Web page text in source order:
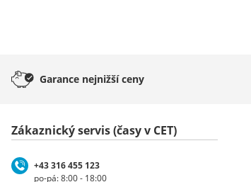
Garance nejnižší ceny
Zákaznický servis (časy v CET)
+43 316 455 123
po-pá: 8:00 - 18:00